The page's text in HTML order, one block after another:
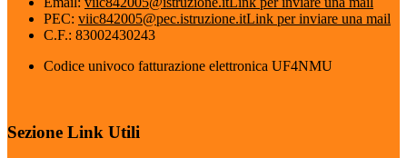
PEC: viic842005@pec.istruzione.itLink per inviare una mail
C.F.: 83002430243
Codice univoco fatturazione elettronica UF4NMU
Sezione Link Utili